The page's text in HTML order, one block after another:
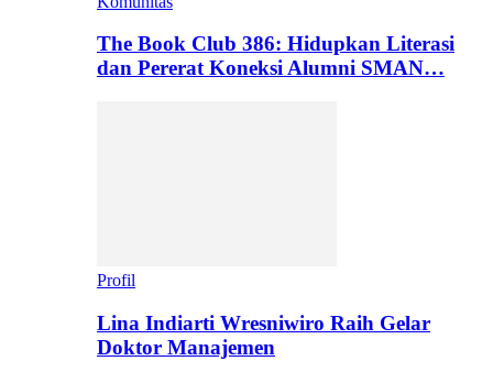
The Book Club 386: Hidupkan Literasi
dan Pererat Koneksi Alumni SMAN…
Profil
Lina Indiarti Wresniwiro Raih Gelar
Doktor Manajemen